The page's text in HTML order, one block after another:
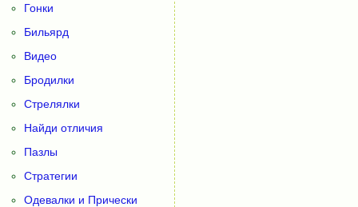
Гонки
Бильярд
Видео
Бродилки
Стрелялки
Найди отличия
Пазлы
Стратегии
Одевалки и Прически